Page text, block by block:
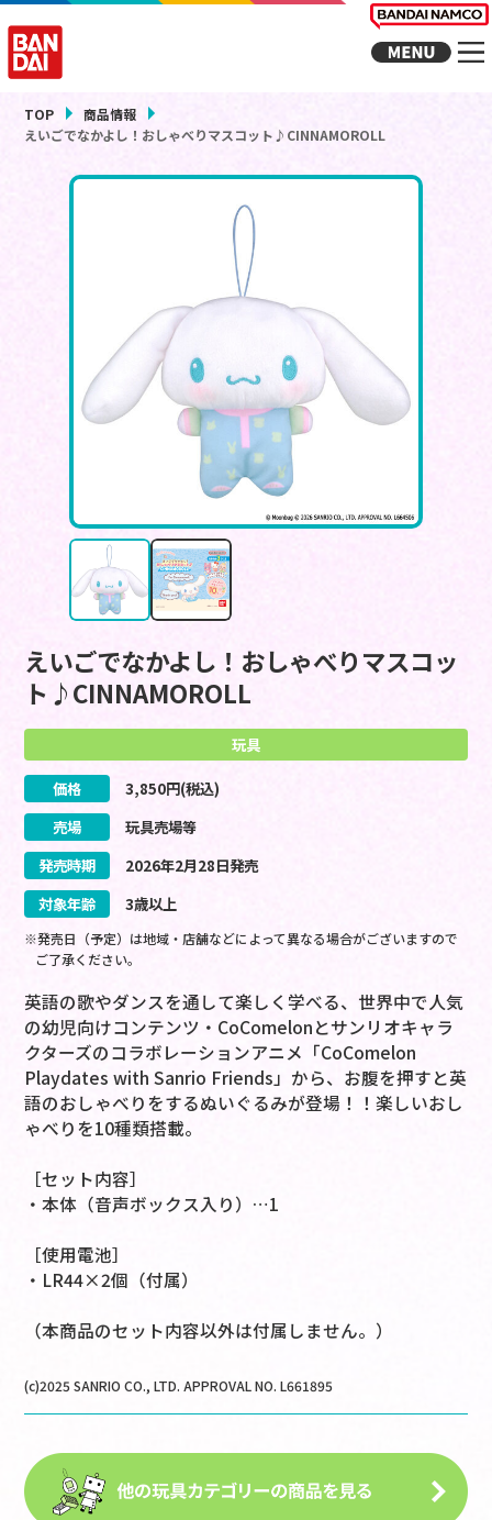
TOP
商品情報
えいごでなかよし！おしゃべりマスコット♪CINNAMOROLL
えいごでなかよし！おしゃべりマスコッ
ト♪CINNAMOROLL
玩具
価格 3,850円(税込)
売場
玩具売場等
発売時期
2026年2月28日発売
対象年齢
3歳以上
※発売日（予定）は地域・店舗などによって異なる場合がございますので
ご了承ください。
英語の歌やダンスを通して楽しく学べる、世界中で人気
の幼児向けコンテンツ・CoComelonとサンリオキャラ
クターズのコラボレーションアニメ「CoComelon
Playdates with Sanrio Friends」から、お腹を押すと英
語のおしゃべりをするぬいぐるみが登場！！楽しいおし
ゃべりを10種類搭載。
［セット内容］
・本体（音声ボックス入り）…1
［使用電池］
・LR44×2個（付属）
（本商品のセット内容以外は付属しません。）
(c)2025 SANRIO CO., LTD. APPROVAL NO. L661895